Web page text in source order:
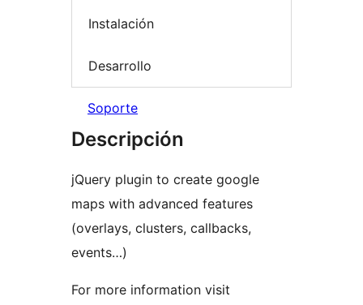
Instalación
Desarrollo
Soporte
Descripción
jQuery plugin to create google
maps with advanced features
(overlays, clusters, callbacks,
events…)
For more information visit